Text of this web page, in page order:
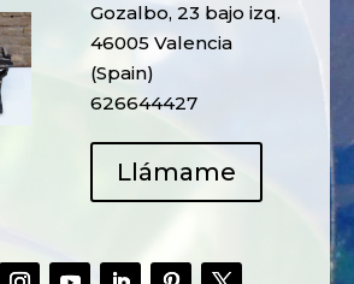
Gozalbo, 23 bajo izq.
46005 Valencia
(Spain)
626644427
Llámame